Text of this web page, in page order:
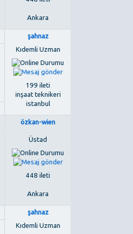
Ankara
şahnaz
Kıdemli Uzman
199 ileti
inşaat teknikeri
istanbul
özkan-wien
Üstad
448 ileti
Ankara
şahnaz
Kıdemli Uzman